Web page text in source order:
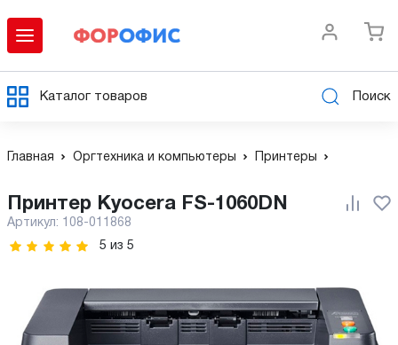
Каталог товаров Поиск
Главная Оргтехника и компьютеры Принтеры
Принтер Kyocera FS-1060DN
Артикул: 108-011868
5 из 5